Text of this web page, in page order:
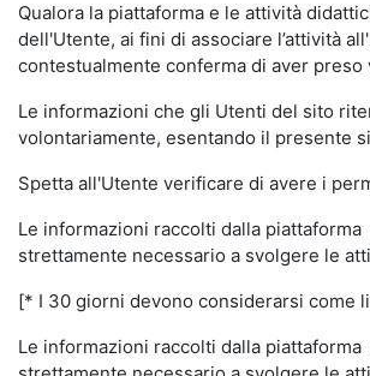
Qualora la piattaforma e le attività
dell'Utente, ai fini di associare l’attività
contestualmente conferma di aver
Le informazioni che gli Utenti del sito
volontariamente, esentando il presente
Spetta all'Utente verificare di avere i
Le informazioni raccolti dalla
strettamente necessario a svolgere le
[* I 30 giorni devono considerarsi come
Le informazioni raccolti dalla